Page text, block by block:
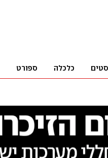
כלכלה ספורט